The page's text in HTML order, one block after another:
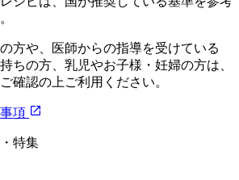
方や、医師からの指導を受けている
ちの方、乳児やお子様・妊婦の方は、
確認の上ご利用ください。
項
特集